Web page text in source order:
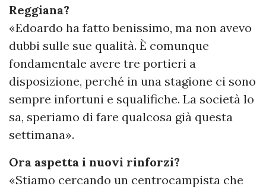
Reggiana?
«Edoardo ha fatto benissimo, ma non avevo
dubbi sulle sue qualità. È comunque
fondamentale avere tre portieri a
disposizione, perché in una stagione ci sono
sempre infortuni e squalifiche. La società lo
sa, speriamo di fare qualcosa già questa
settimana».
Ora aspetta i nuovi rinforzi?
«Stiamo cercando un centrocampista che